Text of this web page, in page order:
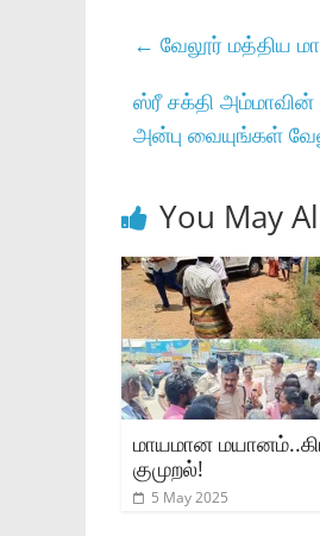
← வேலூர் மத்திய
ஸ்ரீ சக்தி
அன்பு வையுங்கள்
You May
மாயமான
குமுறல்!
5 May 2025